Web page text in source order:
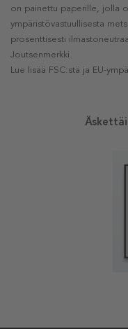
on painettu paperille, jolla
ympäristövastuullisesta
prosenttisesti
Joutsenmerkki.
Lue lisää FSC:stä ja EU-